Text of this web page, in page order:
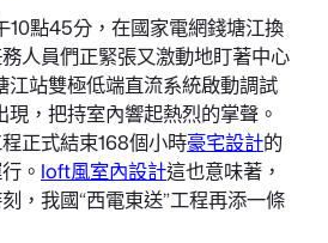
10點45分，在國家電網錢塘江換
人員們正緊張又激動地盯著中心
江站雙極低端直流系統啟動調試
現，把持室內響起熱烈的掌聲。
正式結束168個小時豪宅設計的
。 loft風室內設計這也意味著，
，我國“西電東送”工程再添一條